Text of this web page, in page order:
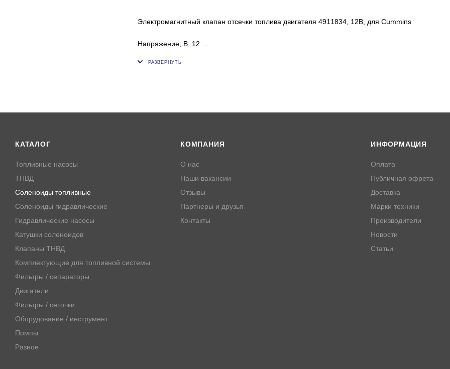
Электромагнитный клапан отсечки топлива двигателя 4911834, 12В, для Cummins
Напряжение, В: 12
Совместим со следующей техникой:Cummins 0306-5450
КАТАЛОГ
Топливные насосы
ТНВД
Соленоиды топливные
Соленоиды гидравлические
Гидравлические насосы
Катушки соленоидов
Клапаны ТНВД
Комплектующие для топливной системы
Фильтры / сепараторы
Двигатели
Фильтры / сеточки
Оборудование / инструмент
Помпы
Разное
КОМПАНИЯ
О нас
Наши вакансии
Отзывы
Партнеры и друзья
Контакты
ИНФОРМАЦИЯ
Оплата
Публичная офрета
Доставка
Марки техники
Производители
Новости
Статьи